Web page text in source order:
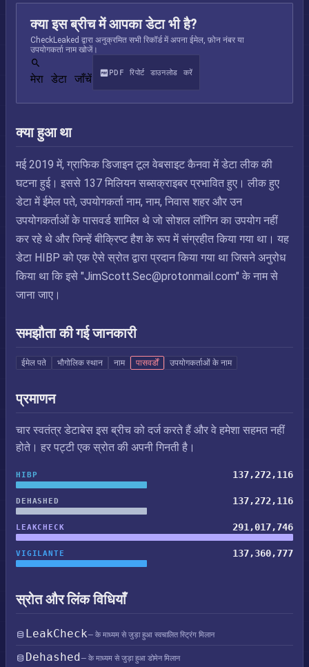
क्या इस ब्रीच में आपका डेटा भी है?
CheckLeaked द्वारा अनुक्रमित सभी रिकॉर्ड में अपना ईमेल, फ़ोन नंबर या
उपयोगकर्ता नाम खोजें।
मेरा डेटा जाँचें PDF रिपोर्ट डाउनलोड करें
क्या हुआ था
मई 2019 में, ग्राफिक डिजाइन टूल वेबसाइट कैनवा में डेटा लीक की
घटना हुई। इससे 137 मिलियन सब्सक्राइबर प्रभावित हुए। लीक हुए
डेटा में ईमेल पते, उपयोगकर्ता नाम, नाम, निवास शहर और उन
उपयोगकर्ताओं के पासवर्ड शामिल थे जो सोशल लॉगिन का उपयोग नहीं
कर रहे थे और जिन्हें बीक्रिप्ट हैश के रूप में संग्रहीत किया गया था। यह
डेटा HIBP को एक ऐसे स्रोत द्वारा प्रदान किया गया था जिसने अनुरोध
किया था कि इसे "JimScott.Sec@protonmail.com" के नाम से
जाना जाए।
समझौता की गई जानकारी
ईमेल पते भौगोलिक स्थान नाम पासवर्डों उपयोगकर्ताओं के नाम
प्रमाणन
चार स्वतंत्र डेटाबेस इस ब्रीच को दर्ज करते हैं और वे हमेशा सहमत नहीं
होते। हर पट्टी एक स्रोत की अपनी गिनती है।
HIBP 137,272,116
DEHASHED 137,272,116
LEAKCHECK 291,017,746
VIGILANTE 137,360,777
स्रोत और लिंक विधियाँ
LeakCheck— के माध्यम से जुड़ा हुआ स्वचालित स्ट्रिंग मिलान
Dehashed— के माध्यम से जुड़ा हुआ डोमेन मिलान